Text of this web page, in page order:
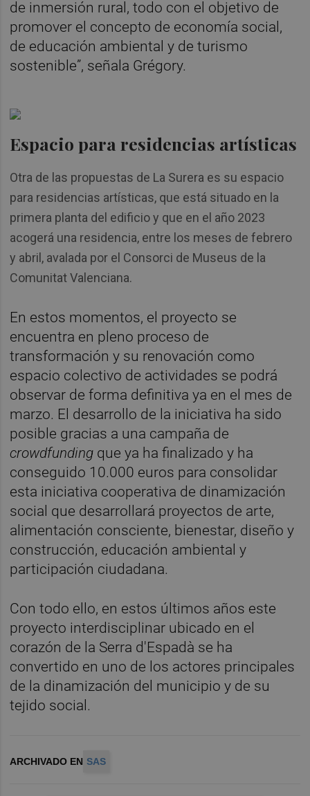
de inmersión rural, todo con el objetivo de
promover el concepto de economía social,
de educación ambiental y de turismo
sostenible”, señala Grégory.
Espacio para residencias artísticas
Otra de las propuestas de La Surera es su espacio
para residencias artísticas, que está situado en la
primera planta del edificio y que en el año 2023
acogerá una residencia, entre los meses de febrero
y abril, avalada por el Consorci de Museus de la
Comunitat Valenciana.
En estos momentos, el proyecto se
encuentra en pleno proceso de
transformación y su renovación como
espacio colectivo de actividades se podrá
observar de forma definitiva ya en el mes de
marzo. El desarrollo de la iniciativa ha sido
posible gracias a una campaña de
crowdfunding que ya ha finalizado y ha
conseguido 10.000 euros para consolidar
esta iniciativa cooperativa de dinamización
social que desarrollará proyectos de arte,
alimentación consciente, bienestar, diseño y
construcción, educación ambiental y
participación ciudadana.
Con todo ello, en estos últimos años este
proyecto interdisciplinar ubicado en el
corazón de la Serra d'Espadà se ha
convertido en uno de los actores principales
de la dinamización del municipio y de su
tejido social.
ARCHIVADO EN SAS